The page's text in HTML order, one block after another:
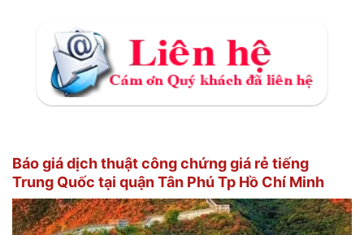
Báo giá dịch thuật công chứng giá rẻ tiếng
Trung Quốc tại quận Tân Phú Tp Hồ Chí Minh